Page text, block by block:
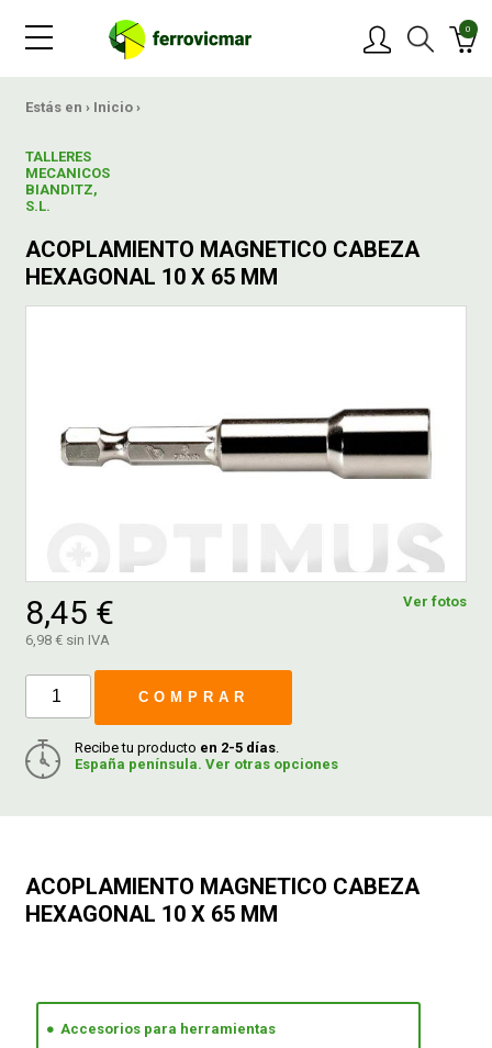
0
Estás en › Inicio ›
TALLERES
MECANICOS
BIANDITZ,
S.L.
ACOPLAMIENTO MAGNETICO CABEZA
HEXAGONAL 10 X 65 MM
Ver fotos
8,45 €
6,98 € sin IVA
COMPRAR
Recibe tu producto en 2-5 días.
España península. Ver otras opciones
ACOPLAMIENTO MAGNETICO CABEZA
HEXAGONAL 10 X 65 MM
Accesorios para herramientas
OFERTAS
NOVEDADES
CONTACTAR
CATÁLOGOS
GUÍAS
DEVOLUCIONES
CONDICIONES